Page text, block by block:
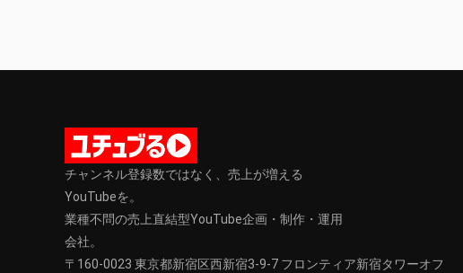
チャンネル登録数ではなく、売上が増える
YouTubeを。
業種不問の売上直結型YouTube企画・制作・運用
会社。
〒160-0023 東京都新宿区西新宿3-9-7 フロンティア新宿タワーオフ